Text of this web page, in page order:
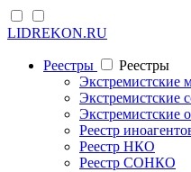
LIDREKON.RU
Реестры
Реестры
Экстремистские
Экстремистские
Экстремистские
Реестр
Реестр НКО
Реестр СОНКО